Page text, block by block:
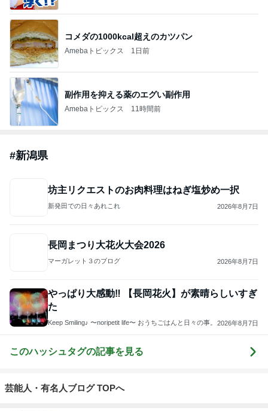
コメダの1000kcal超えのカツパン
Amebaトピックス 1日前
副作用を抑える薬のエグい副作用
Amebaトピックス 11時間前
#新潟県
坊主リクエストのお肉料理はねぎ塩炒め一択
新発田での日々あれこれ 2026年8月7日
長岡まつり大花火大会2026
マーガレット３のブログ 2026年8月7日
やっぱり大感動‼︎ 【長岡花火】が素晴らしいすぎ
た
Keep Smiling♪ 〜noripetit life〜 おうちごはんと日々の事。 2026年8月7日
このハッシュタグの記事を見る
芸能人・有名人ブログ TOPへ